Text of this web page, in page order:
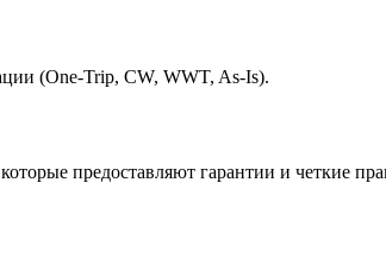
(One-Trip, CW, WWT, As-Is).
предоставляют гарантии и четкие